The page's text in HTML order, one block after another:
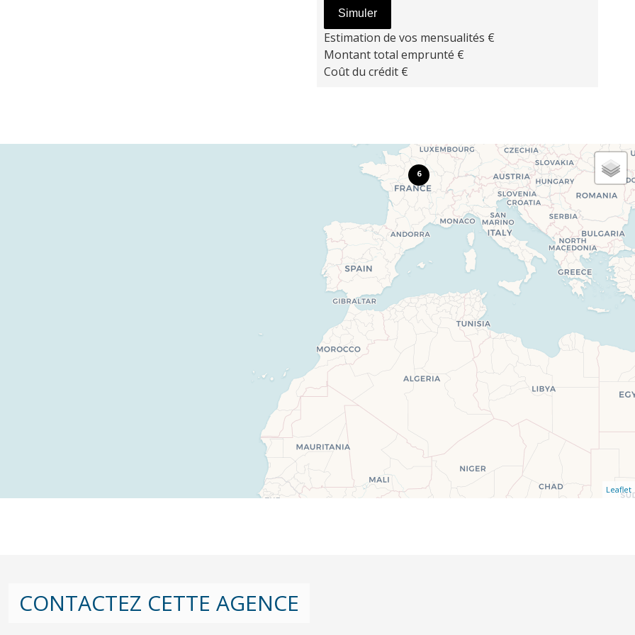
Simuler
Estimation de vos mensualités €
Montant total emprunté €
Coût du crédit €
6
Leaflet
CONTACTEZ CETTE AGENCE